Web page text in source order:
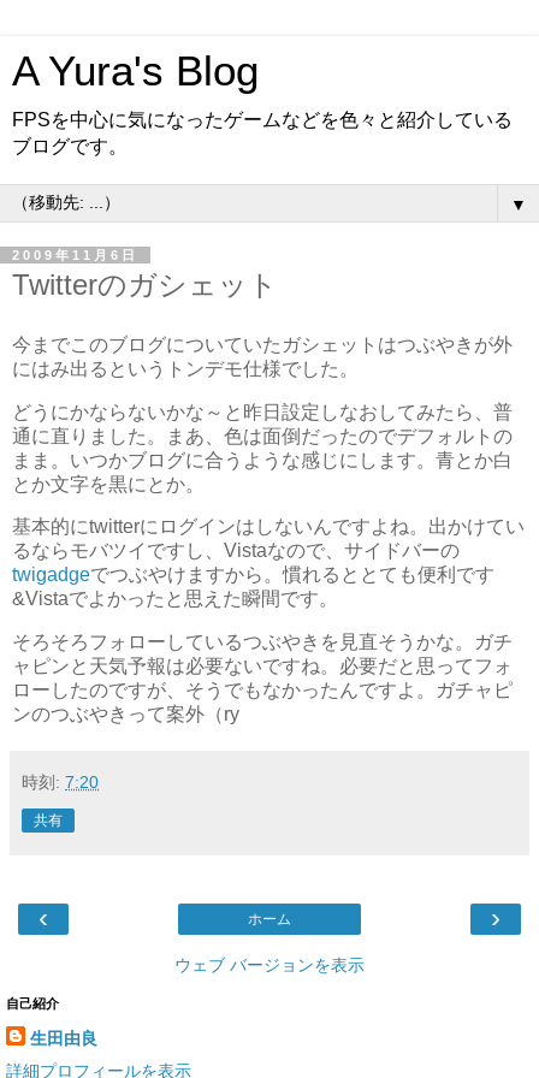
A Yura's Blog
FPSを中心に気になったゲームなどを色々と紹介している
ブログです。
▼
2009年11月6日
Twitterのガシェット
今までこのブログについていたガシェットはつぶやきが外
にはみ出るというトンデモ仕様でした。
どうにかならないかな～と昨日設定しなおしてみたら、普
通に直りました。まあ、色は面倒だったのでデフォルトの
まま。いつかブログに合うような感じにします。青とか白
とか文字を黒にとか。
基本的にtwitterにログインはしないんですよね。出かけてい
るならモバツイですし、Vistaなので、サイドバーの
twigadgeでつぶやけますから。慣れるととても便利です
&Vistaでよかったと思えた瞬間です。
そろそろフォローしているつぶやきを見直そうかな。ガチ
ャピンと天気予報は必要ないですね。必要だと思ってフォ
ローしたのですが、そうでもなかったんですよ。ガチャピ
ンのつぶやきって案外（ry
時刻: 7:20
共有
‹ ›
ホーム
ウェブ バージョンを表示
自己紹介
生田由良
詳細プロフィールを表示